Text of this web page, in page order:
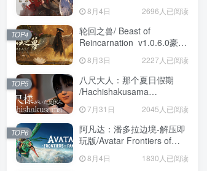
安装中文版
8月4日 2696人已阅读
轮回之兽/ Beast of
Reincarnation v1.0.6.0豪华
8月3日 2227人已阅读
TOP4
八尺大人：那个夏日假期
/Hachishakusama
版7月31日 2045人已阅读
TOP5
阿凡达：潘多拉边境-解压即
玩版/Avatar Frontiers of
安装中文版
8月4日 1830人已阅读
TOP6